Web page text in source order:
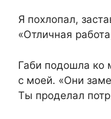
Я похлопал,
«Отличная
Габи подошла ко
с моей. «Они
Ты проделал